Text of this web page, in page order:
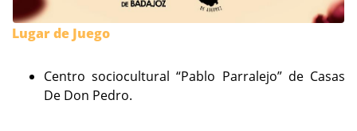
Lugar de Juego
Centro sociocultural “Pablo Parralejo” de Casas
De Don Pedro.